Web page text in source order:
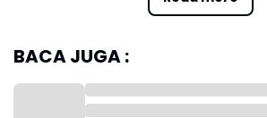
anak dan individu dalam masa
maupun non-esensial menjadikan
dibandingkan banyak sumber
BACA JUGA :